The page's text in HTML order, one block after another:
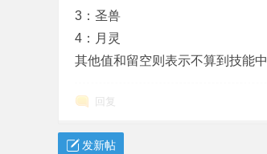
3：圣兽
4：月灵
其他值和留空则表示不算到技能中
回复
发新帖